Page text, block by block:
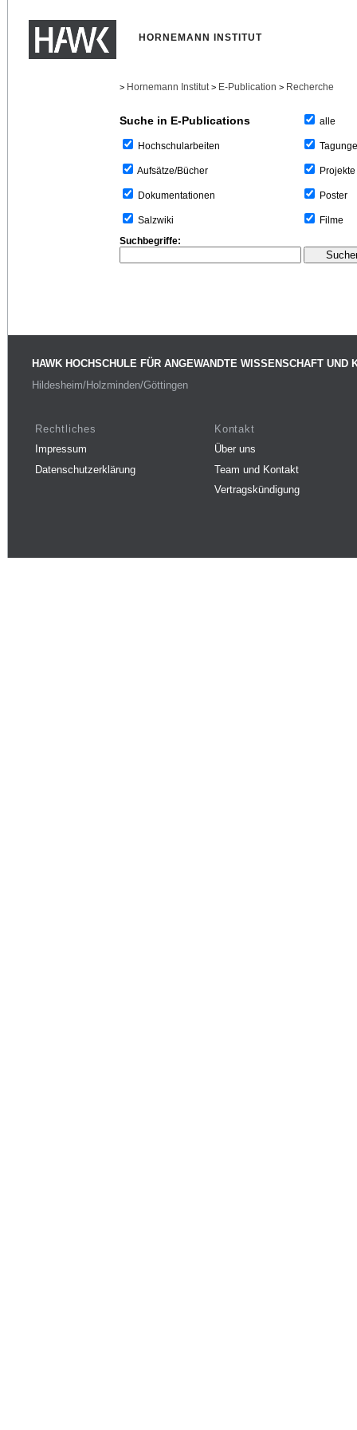
HORNEMANN INSTITUT
> Hornemann Institut > E-Publication > Recherche
Suche in E-Publications
Hochschularbeiten
Aufsätze/Bücher
Dokumentationen
Salzwiki
alle
Projekte
Poster
Filme
Suchbegriffe:
HAWK HOCHSCHULE FÜR ANGEWANDTE WISSENSCHAFT UND
Hildesheim/Holzminden/Göttingen
Rechtliches
Impressum
Datenschutzerklärung
Kontakt
Über uns
Team und Kontakt
Vertragskündigung